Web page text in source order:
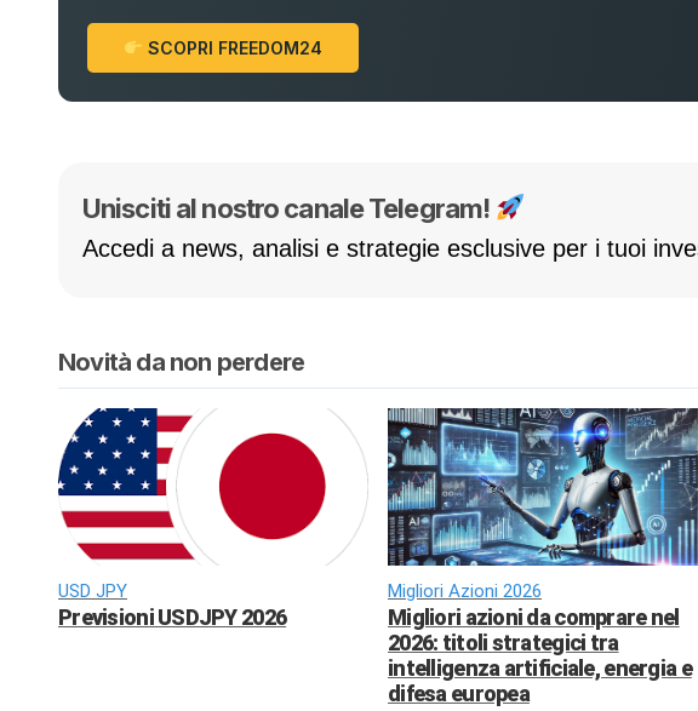
SCOPRI FREEDOM24
Unisciti al nostro canale Telegram!
Accedi a news, analisi e strategie esclusive per i tuoi
Novità da non perdere
USD JPY
Previsioni USDJPY 2026
Migliori Azioni 2026
Migliori azioni da comprare nel
2026: titoli strategici tra
intelligenza artificiale, energia e
difesa europea